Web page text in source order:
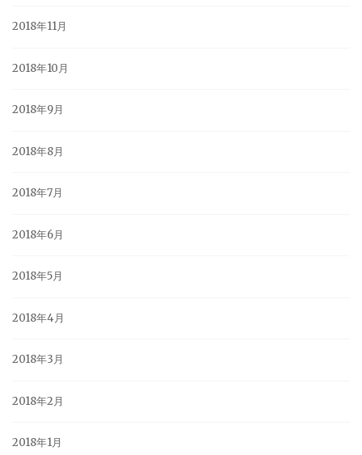
2018年11月
2018年10月
2018年9月
2018年8月
2018年7月
2018年6月
2018年5月
2018年4月
2018年3月
2018年2月
2018年1月